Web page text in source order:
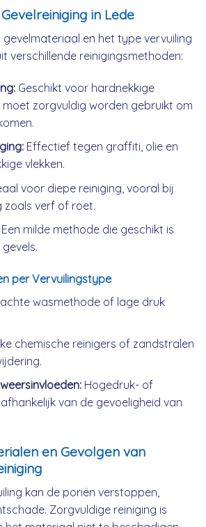
in Lede
en het type vervuiling
verschillende reinigingsmethoden:
Geschikt voor hardnekkige
moet zorgvuldig worden gebruikt om
Effectief tegen graffiti, olie en
vlekken.
voor diepe reiniging, vooral bij
zoals verf of roet.
milde methode die geschikt is
per Vervuilingstype
wasmethode of lage druk
chemische reinigers of zandstralen
Hogedruk- of
van de gevoeligheid van
en Gevolgen van
kan de poriën verstoppen,
Zorgvuldige reiniging is